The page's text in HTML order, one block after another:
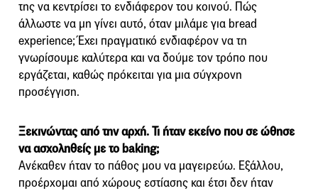
της να κεντρίσει το ενδιάφερον του κοινού. Πώς
άλλωστε να μη γίνει αυτό, όταν μιλάμε για bread
experience; Έχει πραγματικό ενδιαφέρον να τη
γνωρίσουμε καλύτερα και να δούμε τον τρόπο που
εργάζεται, καθώς πρόκειται για μια σύγχρονη
προσέγγιση.
Ξεκινώντας από την αρχή. Τι ήτανεκείνο που σε ώθησε
να ασχοληθείς μετο baking;
Ανέκαθεν ήταν το πάθος μου να μαγειρεύω. Εξάλλου,
προέρχομαι από χώρους εστίασης και έτσι δεν ήταν